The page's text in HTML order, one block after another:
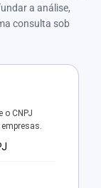
a análise,
consulta sob
o CNPJ